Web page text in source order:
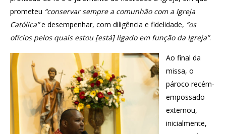
prometeu “conservar sempre a comunhão com a Igreja
Católica”e desempenhar, com diligência e fidelidade, “os
ofícios pelos quais estou [está] ligado em função da Igreja”.
Ao final da
missa, o
pároco recém-
empossado
externou,
inicialmente,